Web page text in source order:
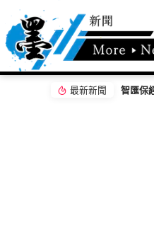
最新新聞